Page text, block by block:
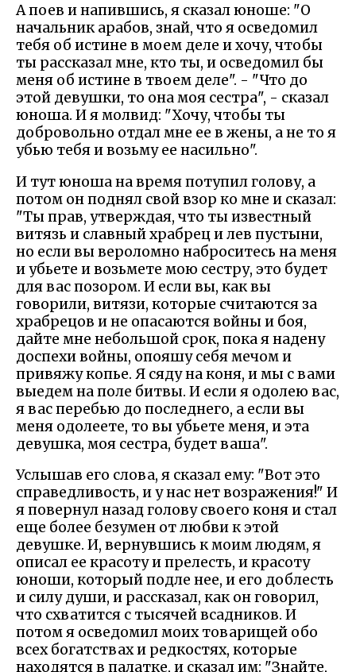
А поев и напившись, я сказал юноше: "О
начальник арабов, знай, что я осведомил
тебя об истине в моем деле и хочу, чтобы
ты рассказал мне, кто ты, и осведомил бы
меня об истине в твоем деле". - "Что до
этой девушки, то она моя сестра", - сказал
юноша. И я молвид: "Хочу, чтобы ты
добровольно отдал мне ее в жены, а не то я
убью тебя и возьму ее насильно".
И тут юноша на время потупил голову, а
потом он поднял свой взор ко мне и сказал:
"Ты прав, утверждая, что ты известный
витязь и славный храбрец и лев пустыни,
но если вы вероломно наброситесь на меня
и убьете и возьмете мою сестру, это будет
для вас позором. И если вы, как вы
говорили, витязи, которые считаются за
храбрецов и не опасаются войны и боя,
дайте мне небольшой срок, пока я надену
доспехи войны, опояшу себя мечом и
привяжу копье. Я сяду на коня, и мы с вами
выедем на поле битвы. И если я одолею вас,
я вас перебью до последнего, а если вы
меня одолеете, то вы убьете меня, и эта
девушка, моя сестра, будет ваша".
Услышав его слова, я сказал ему: "Вот это
справедливость, и у нас нет возражения!" И
я повернул назад голову своего коня и стал
еще более безумен от любви к этой
девушке. И, вернувшись к моим людям, я
описал ее красоту и прелесть, и красоту
юноши, который подле нее, и его доблесть
и силу души, и рассказал, как он говорил,
что схватится с тысячей всадников. И
потом я осведомил моих товарищей обо
всех богатствах и редкостях, которые
находятся в палатке, и сказал им: "Знайте,